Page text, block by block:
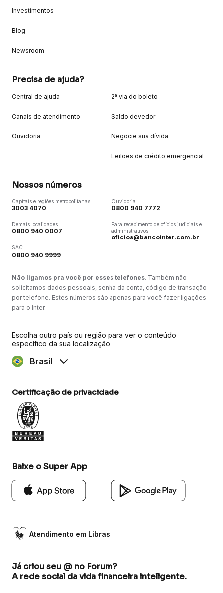
Investimentos
Blog
Newsroom
Precisa de ajuda?
Central de ajuda
Canais de atendimento
Ouvidoria
2ª via do boleto
Saldo devedor
Negocie sua dívida
Leilões de crédito emergencial
Nossos números
Capitais e regiões metropolitanas
3003 4070
Demais localidades
0800 940 0007
SAC
0800 940 9999
Ouvidoria
0800 940 7772
Para recebimento de ofícios judiciais e
administrativos
oficios@bancointer.com.br
Não ligamos pra você por esses telefones. Também não
solicitamos dados pessoais, senha da conta, código de transação
por telefone. Estes números são apenas para você fazer ligações
para o Inter.
Escolha outro país ou região para ver o conteúdo
específico da sua localização
Brasil
Certificação de privacidade
Baixe o Super App
Atendimento em Libras
Já criou seu @ no Forum?
A rede social da vida financeira inteligente.